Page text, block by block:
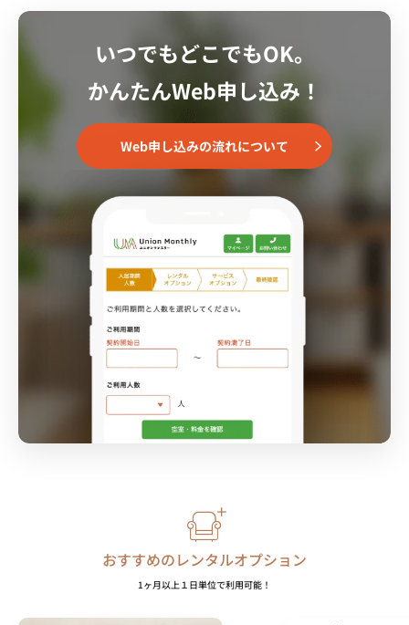
いつでもどこでもOK。
かんたんWeb申し込み！
Web申し込みの流れについて
おすすめのレンタルオプション
1ヶ月以上１日単位で利用可能！